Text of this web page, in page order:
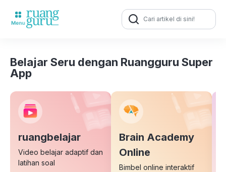
Search
for:
Belajar Seru dengan Ruangguru Super
App
ruangbelajar
Video belajar adaptif dan
latihan soal
Brain Academy
Online
Bimbel online interaktif